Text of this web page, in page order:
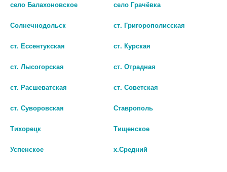
В КОРЗИНУ
село Балахоновское село Грачёвка
Солнечнодольск ст. Григорополисская
ст. Ессентукская ст. Курская
ст. Лысогорская ст. Отрадная
ст. Расшеватская ст. Советская
ст. Суворовская Ставрополь
Тихорецк Тищенское
Успенское х.Средний